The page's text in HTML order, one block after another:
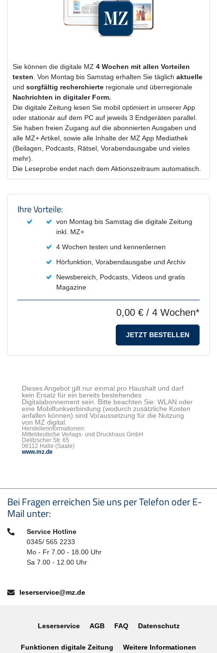
Sie können die digitale MZ 4 Wochen mit allen Vorteilen
testen. Von Montag bis Samstag erhalten Sie täglich aktuelle
und sorgfältig recherchierte regionale und überregionale
Nachrichten in digitaler Form.
Die digitale Zeitung lesen Sie mobil optimiert in unserer App
oder stationär auf dem PC auf jeweils 3 Endgeräten parallel.
Sie haben freien Zugang auf die abonnierten Ausgaben und
alle MZ+ Artikel, sowie alle Inhalte der MZ App Mediathek
(Beilagen, Podcasts, Rätsel, Vorabendausgabe und vieles
mehr).
Die Leseprobe endet nach dem Aktionszeitraum automatisch.
Produktzusammenfassung und
Ihre Vorteile:
von Montag bis Samstag die digitale Zeitung
inkl. MZ+
4 Wochen testen und kennenlernen
Hörfunktion, Vorabendausgabe und Archiv
Newsbereich, Podcasts, Videos und gratis
Magazine
0,00 € / 4 Wochen*
JETZT BESTELLEN
Dieses Angebot gilt nur einmal pro Haushalt und darf
kein Ersatz für ein bereits bestehendes
Digitalabonnement sein. Bitte beachten Sie: WLAN oder
eine Mobilfunkverbindung (wodurch zusätzliche Kosten
anfallen können) sind Voraussetzung für die Nutzung
von MZ digital.
Herstellerinformationen:
Mitteldeutsche Verlags- und Druckhaus GmbH
Delitzscher Str. 65
06112 Halle (Saale)
www.mz.de
Seitenfußbereich
Bei Fragen erreichen Sie uns per Telefon oder E-
Mail unter:
Telefon:Service Hotline
0345/ 565 2233
Mo - Fr 7.00 - 18.00 Uhr
Sa 7.00 - 12.00 Uhr
E-Mail:leserservice@mz.de
Leserservice AGB FAQ Datenschutz
Funktionen digitale Zeitung Weitere Informationen